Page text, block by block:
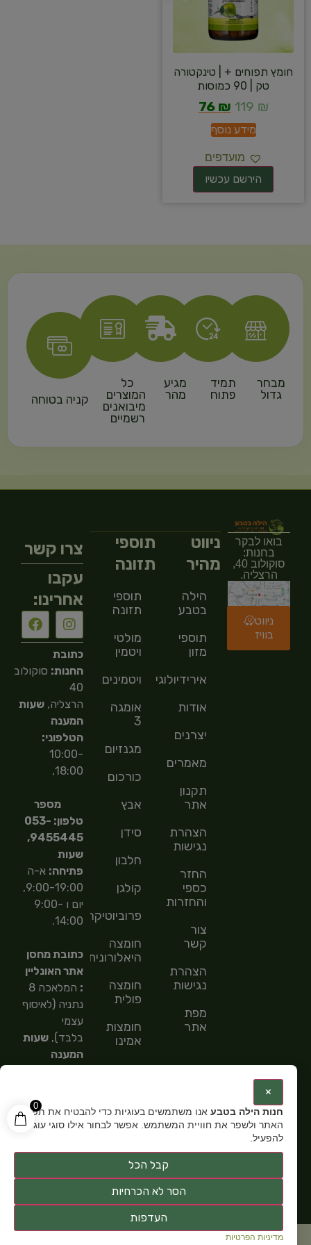
0
חומץ תפוחים + | טינקטורה
טק | 90 כמוסות
119 ₪
76 ₪
מידע נוסף
מועדפים
מבחר
גדול
תמיד
פתוח
מגיע
מהר
כל
המוצרים
מיבואנים
רשמיים
קניה בטוחה
בואו לבקר
בחנות:
סוקולוב 40,
הרצליה.
ניווט
בוויז
ניווט
מהיר
הילה
בטבע
תוספי
מזון
אירידיולוגיה
אודות
יצרנים
מאמרים
תקנון
אתר
הצהרת
נגישות
החזר
כספי
והחזרות
צור
קשר
הצהרת
נגישות
מפת
אתר
תוספי
תזונה
תוספי
תזונה
מולטי
ויטמין
ויטמינים
אומגה
3
מגנזיום
כורכום
אבץ
סידן
חלבון
קולגן
פרוביוטיקה
חומצה
היאלורונית
חומצה
פולית
חומצות
אמינו
חומצות
צרו קשר
עקבו
אחרינו:
כתובת
החנות: סוקולוב
40
הרצליה,שעות
המענה
הטלפוני:
10:00-
18:00,
מספר
טלפון: 053-
9455445,
שעות
פתיחה: א-ה
9:00-19:00,
יום ו 9:00-
14:00.
כתובת מחסן
אתר האונליין
:
המלאכה 8
נתניה (לאיסוף
עצמי
בלבד),שעות
המענה
מספר
טלפון: 054-
פתיחה:א-ה
×
חנות הילה בטבע אנו משתמשים בעוגיות כדי להבטיח את תפקוד
האתר ולשפר את חוויית המשתמש. אפשר לבחור אילו סוגי עוגיות
להפעיל.
קבל הכל
הסר לא הכרחיות
העדפות
מדיניות הפרטיות